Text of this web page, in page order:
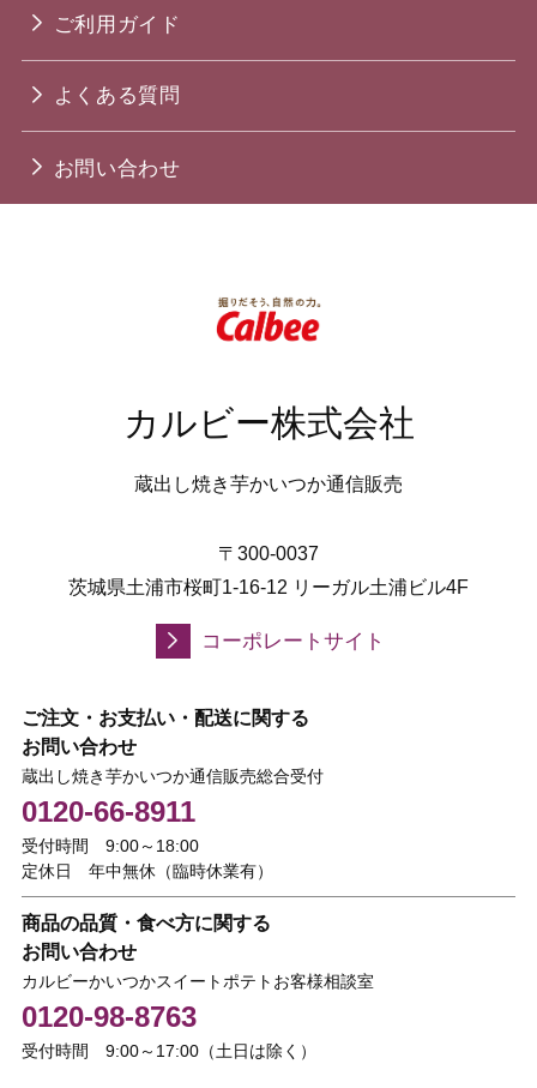
ご利用ガイド
よくある質問
お問い合わせ
カルビー株式会社
蔵出し焼き芋かいつか通信販売
〒300-0037
茨城県土浦市桜町1-16-12 リーガル土浦ビル4F
コーポレートサイト
ご注文・お支払い・配送に関する
お問い合わせ
蔵出し焼き芋かいつか通信販売総合受付
0120-66-8911
受付時間 9:00～18:00
定休日 年中無休（臨時休業有）
商品の品質・食べ方に関する
お問い合わせ
カルビーかいつかスイートポテトお客様相談室
0120-98-8763
受付時間 9:00～17:00（土日は除く）